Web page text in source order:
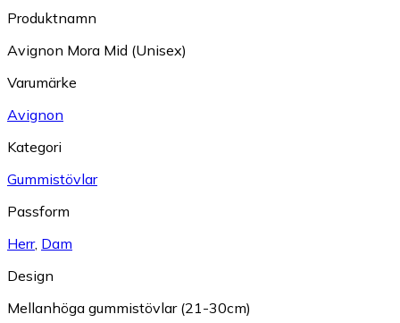
Produktnamn
Avignon Mora Mid (Unisex)
Varumärke
Avignon
Kategori
Gummistövlar
Passform
Herr, Dam
Design
Mellanhöga gummistövlar (21-30cm)